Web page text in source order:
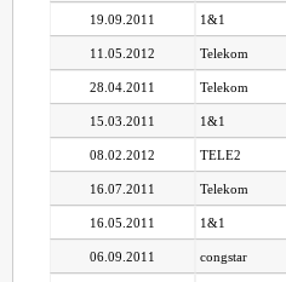
19.09.2011 1&1
11.05.2012 Telekom
28.04.2011 Telekom
15.03.2011 1&1
08.02.2012 TELE2
16.07.2011 Telekom
16.05.2011 1&1
06.09.2011 congstar